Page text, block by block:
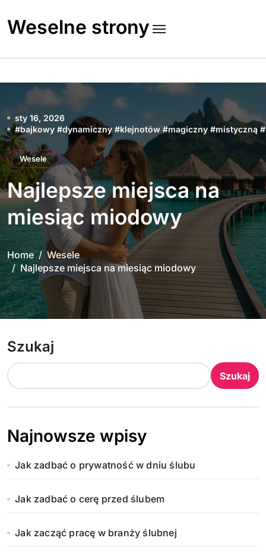
to
content
Weselne strony
sty 16, 2026
#bajkowy #dynamiczny #klejnotów #magiczny #mistyczną #
Wesele
Najlepsze miejsca na
miesiąc miodowy
Home
Wesele
Najlepsze miejsca na miesiąc miodowy
Szukaj
Szukaj
Najnowsze wpisy
Jak zadbać o prywatność w dniu ślubu
Jak zadbać o cerę przed ślubem
Jak zacząć pracę w branży ślubnej